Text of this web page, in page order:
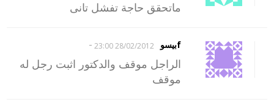
ماتحقق حاجة تفشل تانى
fبيسو 28/02/2012 23:00
-
الراجل موقف والدكتور اثبت رجل له
موقف